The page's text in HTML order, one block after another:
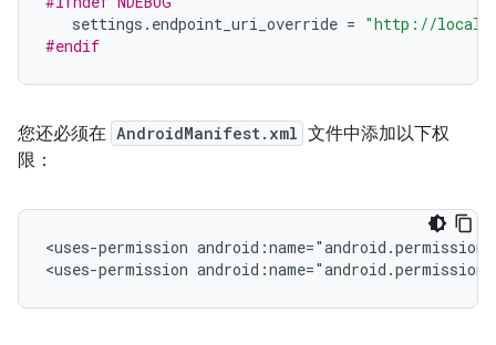
settings . endpoint_uri_override = "http://
#endif
您还必须在 AndroidManifest.xml 文件中添加以下权
限：
<uses-permission
<uses-permission